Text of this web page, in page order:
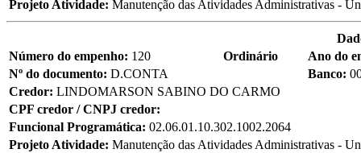
Projeto Atividade: Manutenção das Atividades Administrativas -
Número do empenho: 120 Ordinário
Ano do
Nº do documento: D.CONTA Banco:
Credor: LINDOMARSON SABINO DO CARMO
CPF credor / CNPJ credor:
Funcional Programática: 02.06.01.10.302.1002.2064
Projeto Atividade: Manutenção das Atividades Administrativas -